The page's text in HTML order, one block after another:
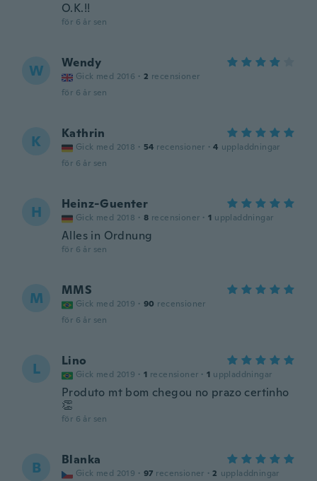
O.K.!!
för 6 år sen
W Wendy
Gick med 2016 · 2 recensioner
för 6 år sen
K Kathrin
Gick med 2018 · 54 recensioner · 4 uppladdningar
för 6 år sen
H Heinz-Guenter
Gick med 2018 · 8 recensioner · 1 uppladdningar
Alles in Ordnung
för 6 år sen
M MMS
Gick med 2019 · 90 recensioner
för 6 år sen
L Lino
Gick med 2019 · 1 recensioner · 1 uppladdningar
Produto mt bom chegou no prazo certinho
👏
för 6 år sen
B Blanka
Gick med 2019 · 97 recensioner · 2 uppladdningar